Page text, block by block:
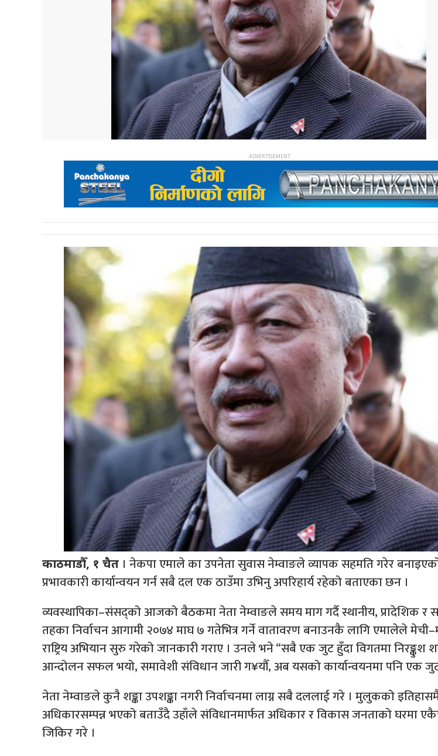
काठमाडौँ, १ चैत । नेकपा एमाले का उपनेता सुवास नेम्वाङले व्यापक सहमति गरेर
प्रभावकारी कार्यान्वयन गर्न सबै दल एक ठाउँमा उभिनु अपरिहार्य रहेको बताएका छन ।
व्यवस्थापिका–संसद्को आजको बैठकमा नेता नेम्वाङले समय माग गर्दै स्थानीय, प्रादेशिक र
तहका निर्वाचन आगामी २०७४ माघ ७ गतेभित्र गर्ने वातावरण बनाउनकै लागि एमालेले
राष्ट्रिय अभियान सुरु गरेको जानकारी गराए । उनले भने “सबै एक जुट हुँदा विगतमा निरङ्कुश
आन्दोलन सफल भयो, समावेशी संविधान जारी ग¥यौँ, अब यसको कार्यान्वयनमा पनि एक
नेता नेम्वाङले कुनै शङ्का उपशङ्का नगरी निर्वाचनमा लाग्न सबै दललाई गरे । मुलुकको
अधिकारसम्पन्न भएको बताउँदै उहाँले संविधानमार्फत अधिकार र विकास जनताको घरमा
जिकिर गरे ।